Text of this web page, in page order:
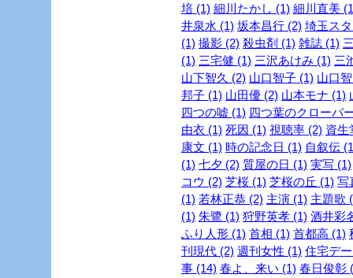
培 (1) 細川たかし (1) 細川直美
井泉水 (1) 坂本昌行 (2) 埼玉ス
(1) 撮影 (2) 殺虫剤 (1) 雑誌 (1)
(1) 三宅健 (1) 三沢あけみ (1) 三
山下智久 (2) 山口智子 (1) 山口
邦子 (1) 山田優 (2) 山本モナ (1)
四つの嘘 (1) 四つ葉のクローバ
由衣 (1) 死因 (1) 視聴率 (2) 資生
康文 (1) 時の記念日 (1) 自叙伝
(1) 七夕 (2) 質屋の日 (1) 実写 (1)
コウ (2) 芝桜 (1) 芝桜の丘 (1) 写
(1) 若林正恭 (2) 主演 (1) 主題歌
(1) 朱鷺 (1) 狩野英孝 (1) 酒井彩
ふり人形 (1) 首相 (1) 首都高 (1)
刊現代 (2) 週刊女性 (1) 住宅デ
事 (14) 春よ、来い (1) 春日俊彰